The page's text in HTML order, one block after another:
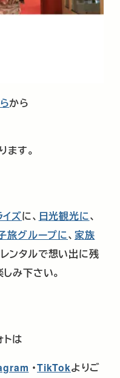
から
す。
ズに、 日光観光に、
旅グループに、 家族
ンタルで想い出に残
み下さい。
は
・TikTokよりご